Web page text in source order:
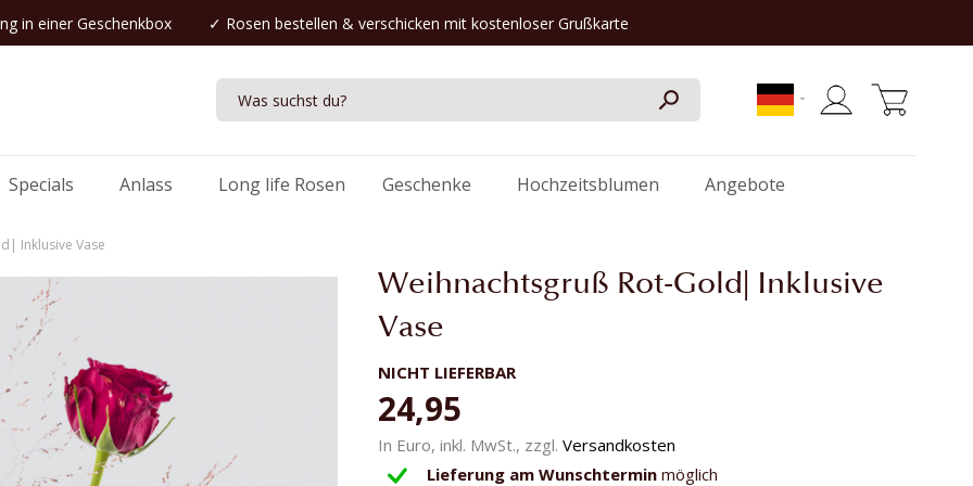
in einer Geschenkbox ✓ Rosen bestellen & verschicken mit kostenloser Grußkarte
Specials Anlass Long life Rosen Geschenke Hochzeitsblumen Angebote
Inklusive Vase
Weihnachtsgruß Rot-Gold| Inklusive
Vase
NICHT LIEFERBAR
24,95
In Euro, inkl. MwSt., zzgl. Versandkosten
Lieferung am Wunschtermin möglich